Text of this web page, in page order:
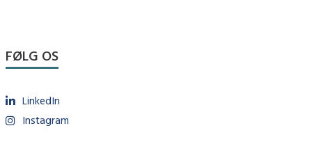
FØLG OS
LinkedIn
Instagram